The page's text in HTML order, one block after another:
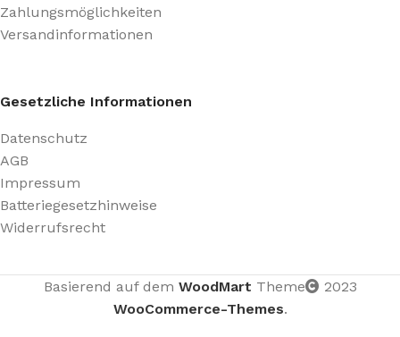
Zahlungsmöglichkeiten
Versandinformationen
Gesetzliche Informationen
Datenschutz
AGB
Impressum
Batteriegesetzhinweise
Widerrufsrecht
Basierend auf dem WoodMart Theme
2023
WooCommerce-Themes.